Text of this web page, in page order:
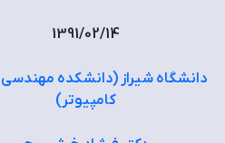
1391/02/14
دانشگاه شیراز (دانشکده
کامپیوتر)